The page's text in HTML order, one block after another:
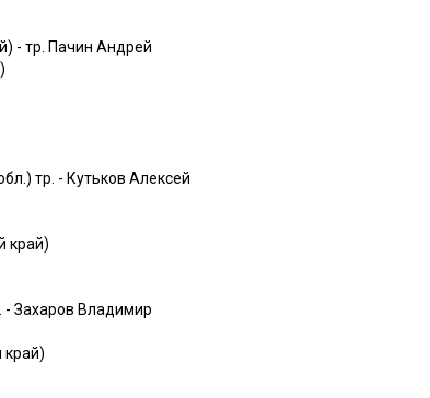
- тр. Пачин Андрей
тр. - Кутьков Алексей
край)
Захаров Владимир